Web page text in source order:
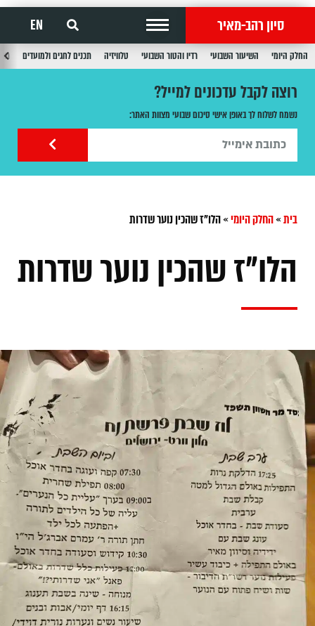
סיון רהב-מאיר EN
החלק היומי השיעור השבועי רדיו והטור השבועי טלוויזיה תכנים לחגים ולמועדים
רוצה לקבל עדכונים למייל?
נשמח לשלוח לך באופן אישי סיכום שבועי מצוות האתר:
בית»החלק היומי»הלו"ז שהכין נוער שדרות
הלו"ז שהכין נוער שדרות